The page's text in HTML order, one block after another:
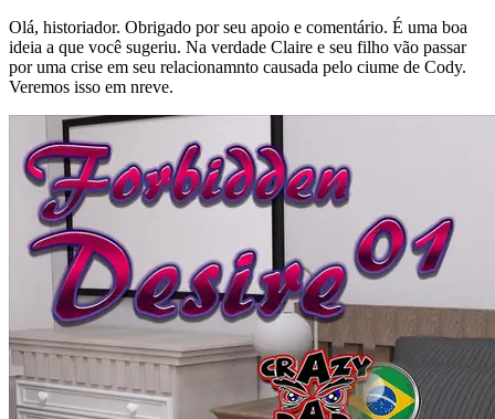
Olá, historiador. Obrigado por seu apoio e comentário. É uma boa
ideia a que você sugeriu. Na verdade Claire e seu filho vão passar
por uma crise em seu relacionamnto causada pelo ciume de Cody.
Veremos isso em nreve.